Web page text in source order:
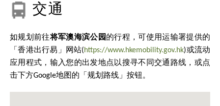
交通
如规划前往将军澳海滨公园 的行程，可使用运输署提供的
「香港出行易」网站(https://www.hkemobility.gov.hk)或流动
应用程式，输入您的出发地点以搜寻不同交通路线，或点
击下方Google地图的「规划路线」按钮。